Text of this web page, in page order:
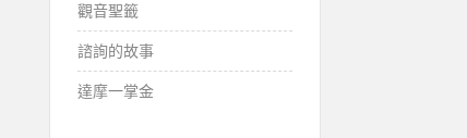
觀音聖籤
諮詢的故事
達摩一掌金